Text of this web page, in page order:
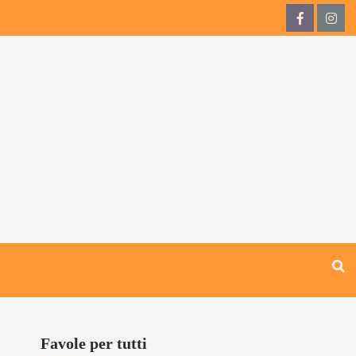
QdB
QdB
Favole per tutti